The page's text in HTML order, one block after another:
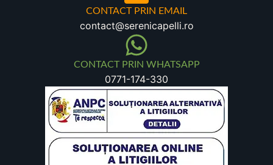
CONTACT PRIN EMAIL
contact@serenicapelli.ro
CONTACT PRIN WHATSAPP
0771-174-330